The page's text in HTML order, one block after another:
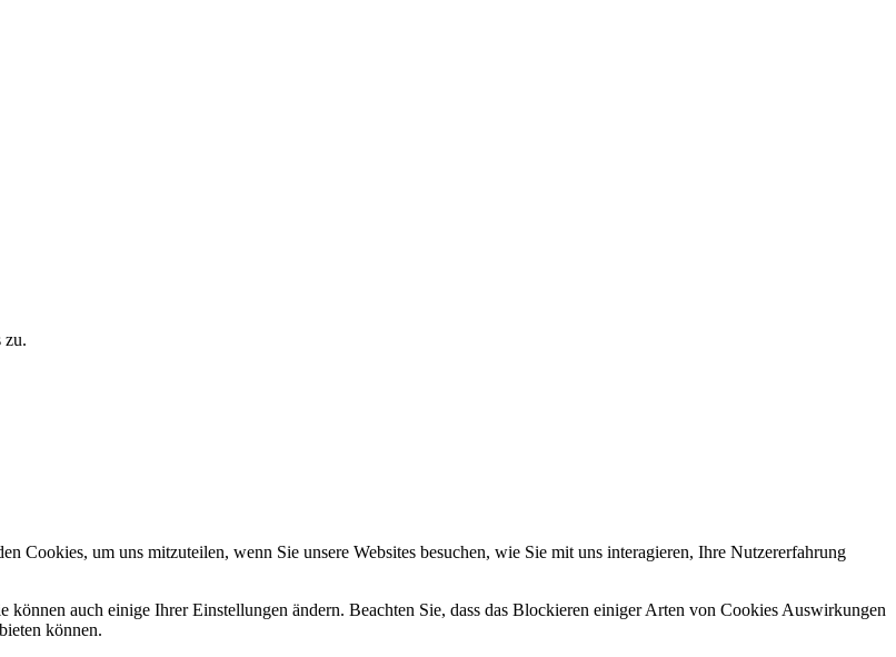
zu.
Cookies, um uns mitzuteilen, wenn Sie unsere Websites besuchen, wie Sie mit uns interagieren, Ihre Nutzererfahrung
auch einige Ihrer Einstellungen ändern. Beachten Sie, dass das Blockieren einiger Arten von Cookies Auswirkungen
können.